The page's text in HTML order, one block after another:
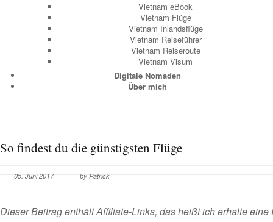
Vietnam eBook
Vietnam Flüge
Vietnam Inlandsflüge
Vietnam Reiseführer
Vietnam Reiseroute
Vietnam Visum
Digitale Nomaden
Über mich
So findest du die günstigsten Flüge
05. Juni 2017 by Patrick
Dieser Beitrag enthält Affiliate-Links, das heißt ich erhalte